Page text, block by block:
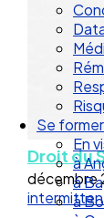
Se former
En
à
à
à
à
Droit du
décembre